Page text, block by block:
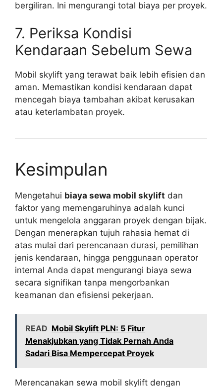
bergiliran. Ini mengurangi total biaya per proyek.
7. Periksa Kondisi
Kendaraan Sebelum Sewa
Mobil skylift yang terawat baik lebih efisien dan
aman. Memastikan kondisi kendaraan dapat
mencegah biaya tambahan akibat kerusakan
atau keterlambatan proyek.
Kesimpulan
Mengetahui biaya sewa mobil skylift dan
faktor yang memengaruhinya adalah kunci
untuk mengelola anggaran proyek dengan bijak.
Dengan menerapkan tujuh rahasia hemat di
atas mulai dari perencanaan durasi, pemilihan
jenis kendaraan, hingga penggunaan operator
internal Anda dapat mengurangi biaya sewa
secara signifikan tanpa mengorbankan
keamanan dan efisiensi pekerjaan.
READ Mobil Skylift PLN: 5 Fitur
Menakjubkan yang Tidak Pernah Anda
Sadari Bisa Mempercepat Proyek
Merencanakan sewa mobil skylift dengan